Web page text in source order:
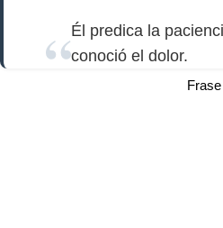
Él predica la
conoció el dolor.